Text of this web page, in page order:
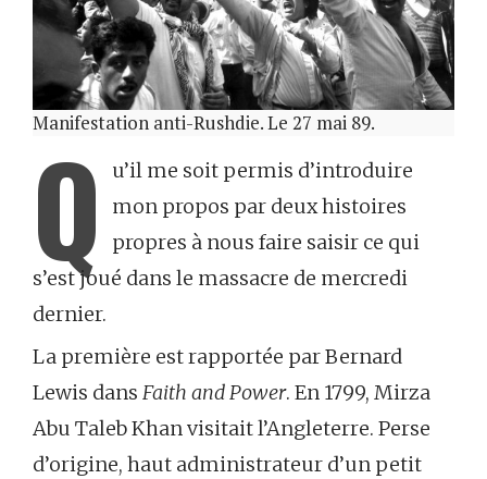
Manifestation anti-Rushdie. Le 27 mai 89.
Q
u’il me soit permis d’introduire
mon propos par deux histoires
propres à nous faire saisir ce qui
s’est joué dans le massacre de mercredi
dernier.
La première est rapportée par Bernard
Lewis dans Faith and Power. En 1799, Mirza
Abu Taleb Khan visitait l’Angleterre. Perse
d’origine, haut administrateur d’un petit